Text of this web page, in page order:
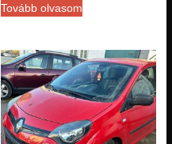
Tovább olvasom